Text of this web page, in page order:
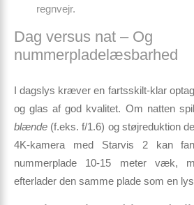
regnvejr.
Dag versus nat – Og
nummerpladelæsbarhed
I dagslys kræver en farts­skilt-klar
og glas af god kvalitet. Om natten
blænde (f.eks. f/1.6) og støjreduktion
4K-kamera med Starvis 2 kan
nummerplade 10-15 meter væk,
efterlader den samme plade som en